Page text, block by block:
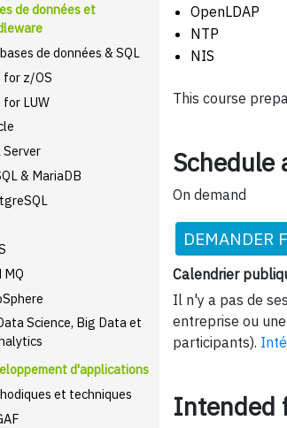
de données et
de données & SQL
for z/OS
for LUW
Server
& MariaDB
MQ
Science, Big Data et
d'applications
et techniques
OpenLDAP
NTP
NIS
This course
Schedule
On demand
DEMANDER
Calendrier
Il n'y a pas de
entreprise ou
participants).
Intended